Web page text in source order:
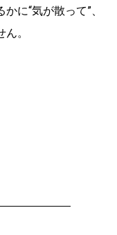
に“気が散って”、
。